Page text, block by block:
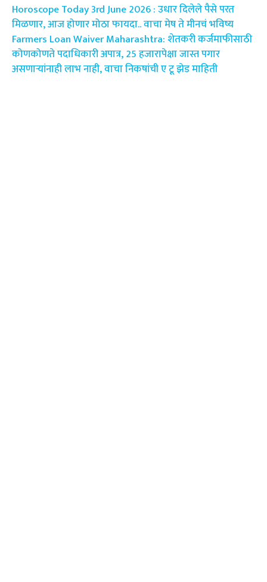
Horoscope Today 3rd June 2026 : उधार दिलेले पैसे परत
मिळणार, आज होणार मोठा फायदा.. वाचा मेष ते मीनचं भविष्य
Farmers Loan Waiver Maharashtra: शेतकरी कर्जमाफीसाठी
कोणकोणते पदाधिकारी अपात्र, 25 हजारापेक्षा जास्त पगार
असणाऱ्यांनाही लाभ नाही, वाचा निकषांची ए टू झेड माहिती